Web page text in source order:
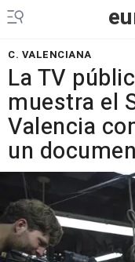
C. VALENCIANA
La TV
muestra el
Valencia
un